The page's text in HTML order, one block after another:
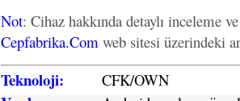
Not: Cihaz hakkında detaylı inceleme
Cepfabrika.Com web sitesi üzerindeki
Teknoloji: CFK/OWN